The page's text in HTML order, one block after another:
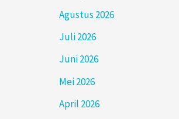
Agustus 2026
Juli 2026
Juni 2026
Mei 2026
April 2026